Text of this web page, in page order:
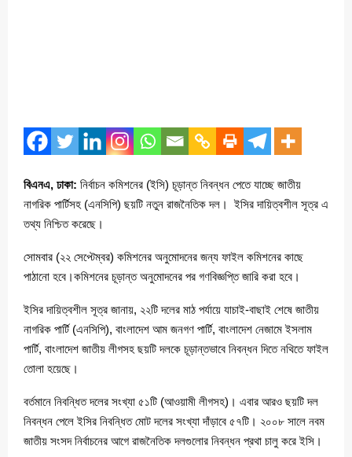
বিএনএ, ঢাকা: নির্বাচন কমিশনের (ইসি) চূড়ান্ত নিবন্ধন পেতে যাচ্ছে জাতীয়
নাগরিক পার্টিসহ (এনসিপি) ছয়টি নতুন রাজনৈতিক দল। ইসির দায়িত্বশীল সূত্র এ
তথ্য নিশ্চিত করেছে।
সোমবার (২২ সেপ্টেম্বর) কমিশনের অনুমোদনের জন্য ফাইল কমিশনের কাছে
পাঠানো হবে।কমিশনের চূড়ান্ত অনুমোদনের পর গণবিজ্ঞপ্তি জারি করা হবে।
ইসির দায়িত্বশীল সূত্র জানায়, ২২টি দলের মাঠ পর্যায়ে যাচাই-বাছাই শেষে জাতীয়
নাগরিক পার্টি (এনসিপি), বাংলাদেশ আম জনগণ পার্টি, বাংলাদেশ নেজামে ইসলাম
পার্টি, বাংলাদেশ জাতীয় লীগসহ ছয়টি দলকে চূড়ান্তভাবে নিবন্ধন দিতে নথিতে ফাইল
তোলা হয়েছে।
বর্তমানে নিবন্ধিত দলের সংখ্যা ৫১টি (আওয়ামী লীগসহ)। এবার আরও ছয়টি দল
নিবন্ধন পেলে ইসির নিবন্ধিত মোট দলের সংখ্যা দাঁড়াবে ৫৭টি। ২০০৮ সালে নবম
জাতীয় সংসদ নির্বাচনের আগে রাজনৈতিক দলগুলোর নিবন্ধন প্রথা চালু করে ইসি।